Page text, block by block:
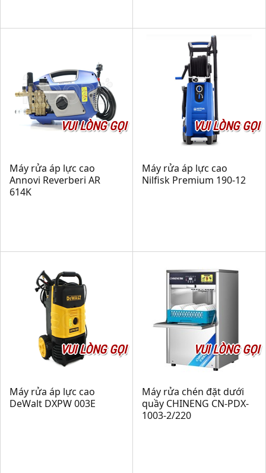
VUI LÒNG GỌI
Máy rửa áp lực cao
Annovi Reverberi AR
614K
VUI LÒNG GỌI
Máy rửa áp lực cao
Nilfisk Premium 190-12
VUI LÒNG GỌI
Máy rửa áp lực cao
DeWalt DXPW 003E
VUI LÒNG GỌI
Máy rửa chén đặt dưới
quầy CHINENG CN-PDX-
1003-2/220